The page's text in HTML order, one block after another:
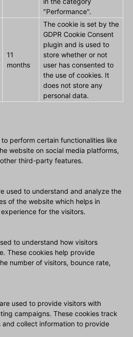
"Performance".
11
months
The cookie is set by the
GDPR Cookie Consent
plugin and is used to
store whether or not
user has consented to
the use of cookies. It
does not store any
personal data.
perform certain functionalities like
website on social media platforms,
third-party features.
used to understand and analyze the
of the website which helps in
for the visitors.
to understand how visitors
These cookies help provide
number of visitors, bounce rate,
used to provide visitors with
campaigns. These cookies track
and collect information to provide